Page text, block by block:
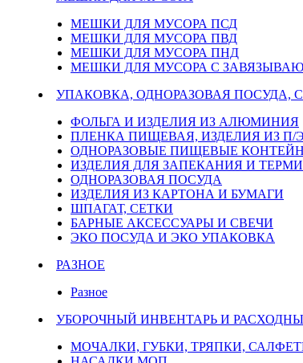
МЕШКИ ДЛЯ МУСОРА ПСД
МЕШКИ ДЛЯ МУСОРА ПВД
МЕШКИ ДЛЯ МУСОРА ПНД
МЕШКИ ДЛЯ МУСОРА С
УПАКОВКА, ОДНОРАЗОВАЯ ПОСУДА,
ФОЛЬГА И ИЗДЕЛИЯ ИЗ АЛЮМИНИЯ
ПЛЕНКА ПИЩЕВАЯ, ИЗДЕЛИЯ ИЗ П/Э
ОДНОРАЗОВЫЕ ПИЩЕВЫЕ
ИЗДЕЛИЯ ДЛЯ ЗАПЕКАНИЯ И
ОДНОРАЗОВАЯ ПОСУДА
ИЗДЕЛИЯ ИЗ КАРТОНА И БУМАГИ
ШПАГАТ, СЕТКИ
БАРНЫЕ АКСЕССУАРЫ И СВЕЧИ
ЭКО ПОСУДА И ЭКО УПАКОВКА
РАЗНОЕ
Разное
УБОРОЧНЫЙ ИНВЕНТАРЬ И
МОЧАЛКИ, ГУБКИ, ТРЯПКИ,